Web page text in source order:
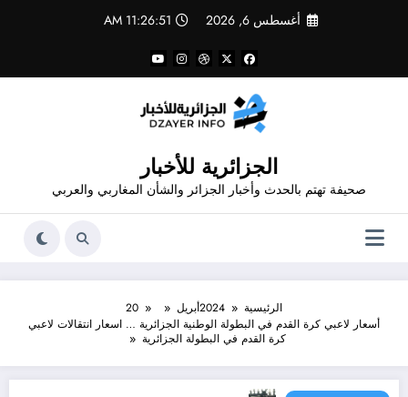
أغسطس 6, 2026 11:26:51 AM
الجزائرية للأخبار
صحيفة تهتم بالحدث وأخبار الجزائر والشأن المغاربي والعربي
الرئيسية 2024أبريل
20
أسعار لاعبي كرة القدم في البطولة الوطنية الجزائرية … اسعار انتقالات لاعبي
كرة القدم في البطولة الجزائرية